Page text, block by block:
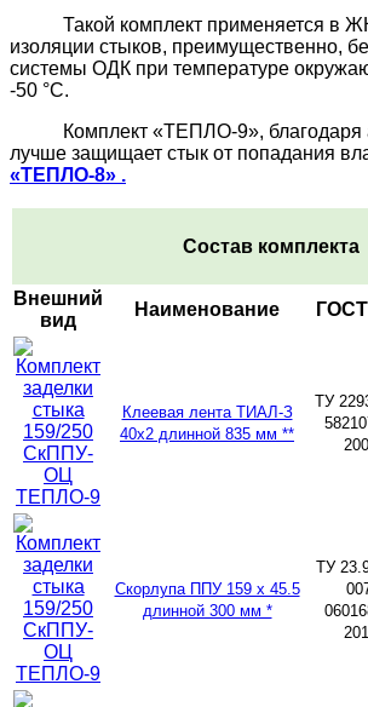
Такой комплект применяется в
изоляции стыков, преимущественно,
системы ОДК при температуре
-50 °C.
Комплект «ТЕПЛО-9», благодаря
лучше защищает стык от попадания
«ТЕПЛО-8» .
Состав комплекта
Внешний
вид
Наименование
Клеевая лента ТИАЛ-З
40х2 длинной 835 мм **
ТУ
Скорлупа ППУ 159 х 45.5
длинной 300 мм *
ТУ